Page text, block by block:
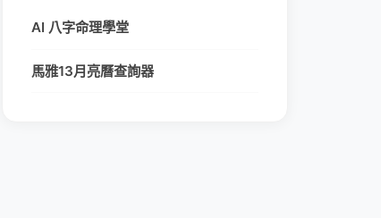
AI 八字命理學堂
馬雅13月亮曆查詢器